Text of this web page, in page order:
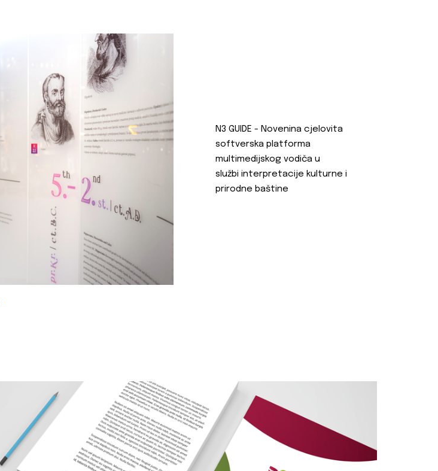
N3 GUIDE - Novenina cjelovita
softverska platforma
multimedijskog vodiča u
službi interpretacije kulturne i
prirodne baštine